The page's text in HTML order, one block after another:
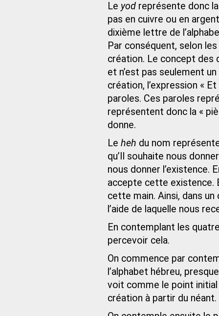
Le yod représente donc
pas en cuivre ou en
dixième lettre de
Par conséquent, selon
création. Le concept des
et n’est pas seulement
création, l’expression «
paroles. Ces paroles
représentent donc la «
donne.
Le heh du nom
qu’Il souhaite nous
nous donner l’existence.
accepte cette existence.
cette main. Ainsi, dans un
l’aide de laquelle nous
En contemplant les
percevoir cela.
On commence par
l’alphabet hébreu,
voit comme le point
création à partir du néant.